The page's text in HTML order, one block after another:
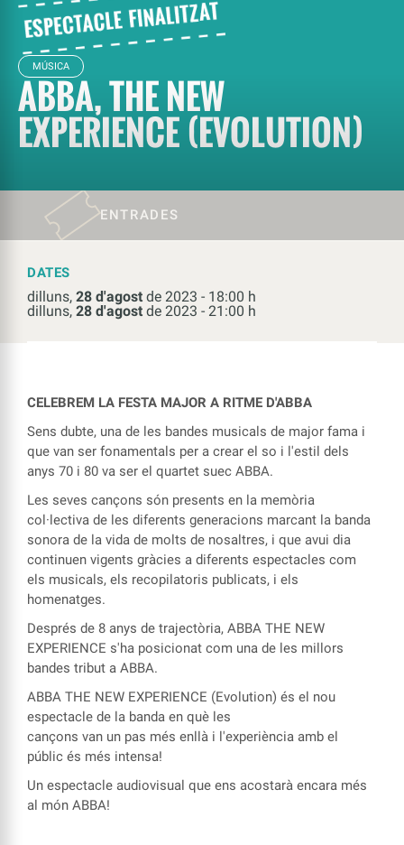
MÚSICA
ABBA, THE NEW
EXPERIENCE (EVOLUTION)
ENTRADES
DATES
dilluns, 28 d'agost de 2023 - 18:00 h
dilluns, 28 d'agost de 2023 - 21:00 h
CELEBREM LA FESTA MAJOR A RITME D'ABBA
Sens dubte, una de les bandes musicals de major fama i
que van ser fonamentals per a crear el so i l'estil dels
anys 70 i 80 va ser el quartet suec ABBA.
Les seves cançons són presents en la memòria
col·lectiva de les diferents generacions marcant la banda
sonora de la vida de molts de nosaltres, i que avui dia
continuen vigents gràcies a diferents espectacles com
els musicals, els recopilatoris publicats, i els
homenatges.
Després de 8 anys de trajectòria, ABBA THE NEW
EXPERIENCE s'ha posicionat com una de les millors
bandes tribut a ABBA.
ABBA THE NEW EXPERIENCE (Evolution) és el nou
espectacle de la banda en què les
cançons van un pas més enllà i l'experiència amb el
públic és més intensa!
Un espectacle audiovisual que ens acostarà encara més
al món ABBA!